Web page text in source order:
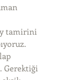
tamirini
Gerektiği